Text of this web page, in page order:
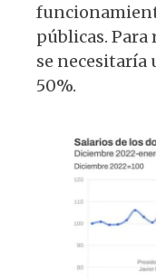
públicas. Para
se necesitaría
50%.